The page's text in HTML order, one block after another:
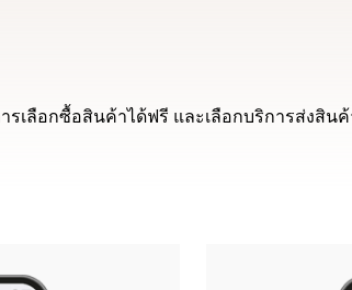
ลือกซื้อสินค้าได้ฟรี และเลือกบริการส่งสิน